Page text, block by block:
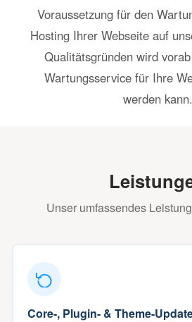
Voraussetzung für den
Hosting Ihrer Webseite auf
Qualitätsgründen wird
Wartungsservice für Ihre
werden kann.
Unser umfassendes
Core-, Plugin- & Theme-